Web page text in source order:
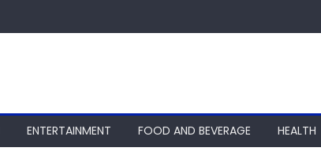
ENTERTAINMENT FOOD AND BEVERAGE HEALTH